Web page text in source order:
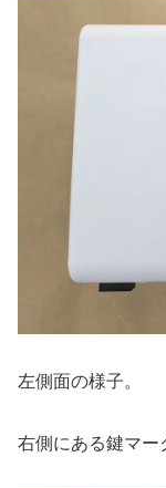
左側面の様子。
右側にある鍵マー